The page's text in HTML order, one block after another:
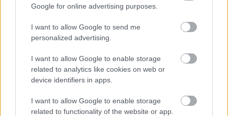
Google for online advertising purposes.
I want to allow Google to send me
personalized advertising.
I want to allow Google to enable storage
related to analytics like cookies on web or
device identifiers in apps.
I want to allow Google to enable storage
related to functionality of the website or app.
csomópont épül Angyalföldön
Másfélszeresére bővítik
Hódmezővásárhely jó hírű református